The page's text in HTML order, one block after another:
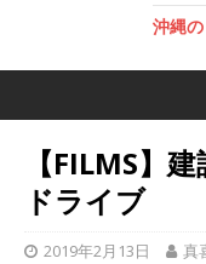
沖縄
【FILMS】
ドライブ
2019年2月13日 真